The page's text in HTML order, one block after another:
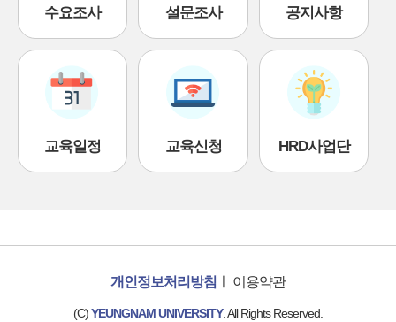
수요조사 설문조사 공지사항
교육일정 교육신청 HRD사업단
개인정보처리방침 이용약관
(C)YEUNGNAM UNIVERSITY. All Rights Reserved.